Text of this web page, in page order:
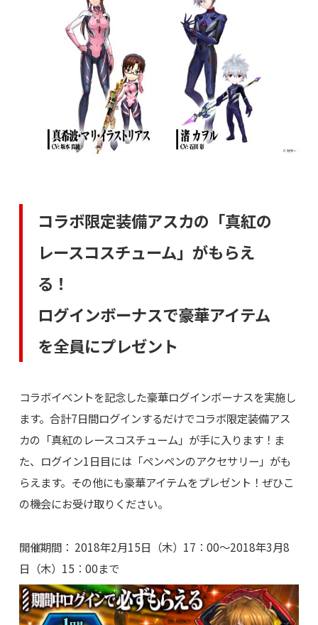
コラボ限定装備アスカの「真紅の
レースコスチューム」がもらえ
る！
ログインボーナスで豪華アイテム
を全員にプレゼント
コラボイベントを記念した豪華ログインボーナスを実施し
ます。合計7日間ログインするだけでコラボ限定装備アス
カの「真紅のレースコスチューム」が手に入ります！ま
た、ログイン1日目には「ペンペンのアクセサリー」がも
らえます。その他にも豪華アイテムをプレゼント！ぜひこ
の機会にお受け取りください。
開催期間： 2018年2月15日（木）17：00～2018年3月8
日（木）15：00まで